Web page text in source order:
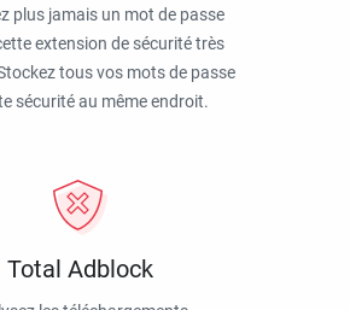
plus jamais un mot de passe
extension de sécurité très
tous vos mots de passe
sécurité au même endroit.
Total Adblock